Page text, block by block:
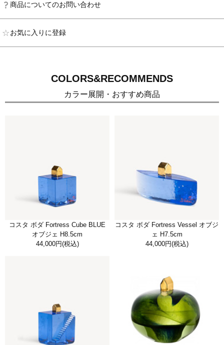
商品についてのお問い合わせ
お気に入りに登録
COLORS&RECOMMENDS
カラー展開・おすすめ商品
コスタ ボダ Fortress Cube BLUE
オブジェ H8.5cm
44,000円(税込)
コスタ ボダ Fortress Vessel オブジ
ェ H7.5cm
44,000円(税込)